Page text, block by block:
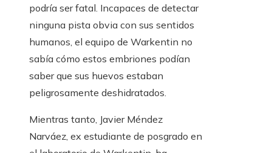
podría ser fatal. Incapaces de detectar
ninguna pista obvia con sus sentidos
humanos, el equipo de Warkentin no
sabía cómo estos embriones podían
saber que sus huevos estaban
peligrosamente deshidratados.
Mientras tanto, Javier Méndez
Narváez, ex estudiante de posgrado en